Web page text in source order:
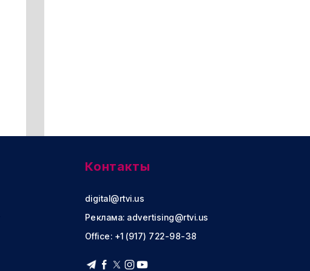
Контакты
digital@rtvi.us
Реклама: advertising@rtvi.us
Office: +1 (917) 722-98-38